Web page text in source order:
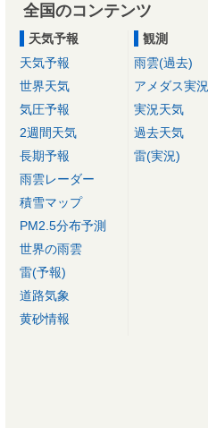
全国のコンテンツ
天気予報
天気予報
世界天気
気圧予報
2週間天気
長期予報
雨雲レーダー
積雪マップ
PM2.5分布予測
世界の雨雲
雷(予報)
道路気象
黄砂情報
観測
雨雲(過去)
アメダス実況
実況天気
過去天気
雷(実況)